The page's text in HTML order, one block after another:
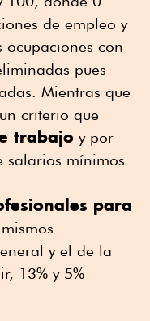
de empleo y
ocupaciones con
pues
Mientras que
criterio que
trabajo y por
salarios mínimos
para
y el de la
13% y 5%